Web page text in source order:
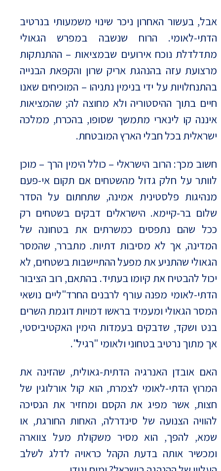
אבל, בעשור האחרון ניכר שינוי משמעותי בנרטיב
הדתי-לאומי. הרוח שנשבה במפרש הגאולי
מתדלדלת נוכח אירועים שבמציאות – ההתנתקות
מרצועת עזה בהנהגת אריק שרון והקפאת הבנייה
בהתנחלויות על ידי בנימין נתניהו – המוכיחים שאנו
חיים בתוך ההיסטוריה ולא מחוצה לה; שהמציאות
איננה קו לינארי מתמשך שסופו, בהכרח, ממלכה
ישראלית בכל חבלי הארץ המובטחת.
חשוב מכך: הרוב הישראלי – כולל הימין הרך – מוכן
לוותר על חלק גדול מהשטחים אם תקום אי-פעם
מנהיגות פלסטינית אמינה, שתחתום על הסדר
שלום בר-קיימא. הישראלים דבקים בשטחים רק
ככל שהם נתפסים כמשרתים את בטחונה של
המדינה, אך לא מסיבות דתיות. מתברר, שהמסר
הגאולי שהתניע את מפעל ההתיישבות בשטחים, לא
יכול להבטיח את קיומו בעתיד. בהתאם, רוב הציבור
הדתי-לאומי מפנה עורף לרבנים החרד"ליים נושאי
המסר הגאולי ומעמיד בראשו דמויות דוגמת השרים
בנט ושקד, שדבקים בעמדות הימין האקטיביסטי,
אך מתוך נרטיב בטחוני ולאומי "רגיל".
האם אובדן האנרגיה הדתית-גאולית, שהזינה את
המרוץ הדתי-לאומי לצמרת, הוא קול אורלוגין של
חצות, אשר מפיג את הקסם ומחזיר את הנסיכה
להוויה הצנועה של סינדרלה, האחות החורגת, או
שמא, להפך, הוא מסיר משקולת מעל צווארה
ומכשיר אותה בדעת הקהל כראויה לדלג לשלב